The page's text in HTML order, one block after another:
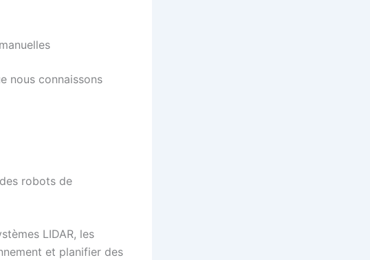
nous connaissons
robots de
LIDAR, les
et planifier des